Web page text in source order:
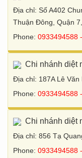
Địa chỉ: Số A402
Thuận Đông, Quận 7,
Phone: 0933494588
Chi nhánh diệt
Địa chỉ: 187A Lê
Phone: 0933494588
Chi nhánh diệt
Địa chỉ: 856 Tạ
Phone: 0933494588